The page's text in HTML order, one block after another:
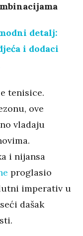
detalj:
i dodaci
tenisice.
ove
vladaju
i nijansa
proglasio
imperativ u
dašak